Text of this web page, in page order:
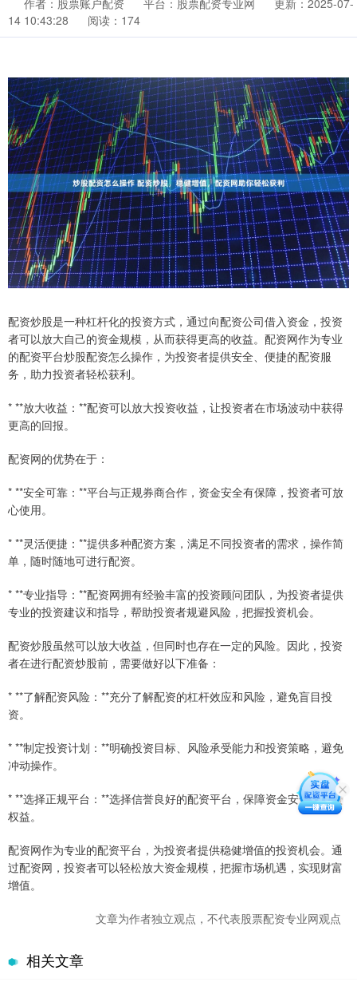
作者：股票账户配资 平台：股票配资专业网
更新：2025-07-
14 10:43:28
阅读：174
配资炒股是一种杠杆化的投资方式，通过向配资公司借入资金，投资
者可以放大自己的资金规模，从而获得更高的收益。配资网作为专业
的配资平台炒股配资怎么操作，为投资者提供安全、便捷的配资服
务，助力投资者轻松获利。
* **放大收益：**配资可以放大投资收益，让投资者在市场波动中获得
更高的回报。
配资网的优势在于：
* **安全可靠：**平台与正规券商合作，资金安全有保障，投资者可放
心使用。
* **灵活便捷：**提供多种配资方案，满足不同投资者的需求，操作简
单，随时随地可进行配资。
* **专业指导：**配资网拥有经验丰富的投资顾问团队，为投资者提供
专业的投资建议和指导，帮助投资者规避风险，把握投资机会。
配资炒股虽然可以放大收益，但同时也存在一定的风险。因此，投资
者在进行配资炒股前，需要做好以下准备：
* **了解配资风险：**充分了解配资的杠杆效应和风险，避免盲目投
资。
* **制定投资计划：**明确投资目标、风险承受能力和投资策略，避免
冲动操作。
* **选择正规平台：**选择信誉良好的配资平台，保障资金安全和投资
权益。
配资网作为专业的配资平台，为投资者提供稳健增值的投资机会。通
过配资网，投资者可以轻松放大资金规模，把握市场机遇，实现财富
增值。
文章为作者独立观点，不代表股票配资专业网观点
相关文章